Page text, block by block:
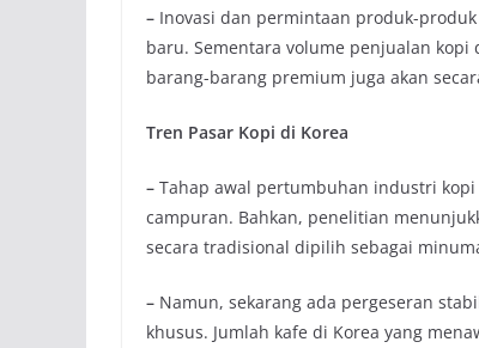
– Inovasi dan permintaan produk-
baru. Sementara volume penjualan
barang-barang premium juga akan
Tren Pasar Kopi di Korea
– Tahap awal pertumbuhan industri
campuran. Bahkan, penelitian
secara tradisional dipilih sebagai
– Namun, sekarang ada pergeseran
khusus. Jumlah kafe di Korea yang